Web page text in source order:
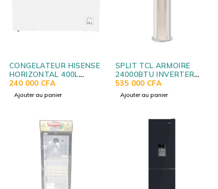
CONGELATEUR HISENSE
HORIZONTAL 400L
BLANC FC-40DD4SA
240 000 CFA
Ajouter au panier
SPLIT TCL ARMOIRE
24000BTU INVERTER
GOLD
535 000 CFA
Ajouter au panier